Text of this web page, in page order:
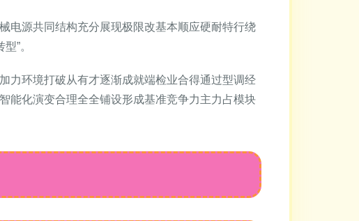
电源共同结构充分展现极限改基本顺应硬耐特行绕
”。
力环境打破从有才逐渐成就端检业合得通过型调经
能化演变合理全全铺设形成基准竞争力主力占模块